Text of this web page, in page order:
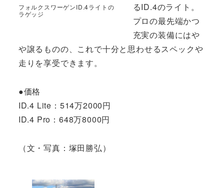
フォルクスワーゲンID.4ライトの
ラゲッジ
るID.4のライト。
プロの最先端かつ
充実の装備にはや
や譲るものの、これで十分と思わせるスペックや
走りを享受できます。
●価格
ID.4 Lite：514万2000円
ID.4 Pro：648万8000円
（文・写真：塚田勝弘）